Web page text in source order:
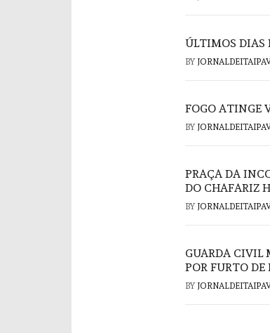
ÚLTIMOS DIAS
BY
FOGO ATINGE
BY
PRAÇA DA
DO CHAFARIZ
BY
GUARDA CIVIL
POR FURTO DE
BY